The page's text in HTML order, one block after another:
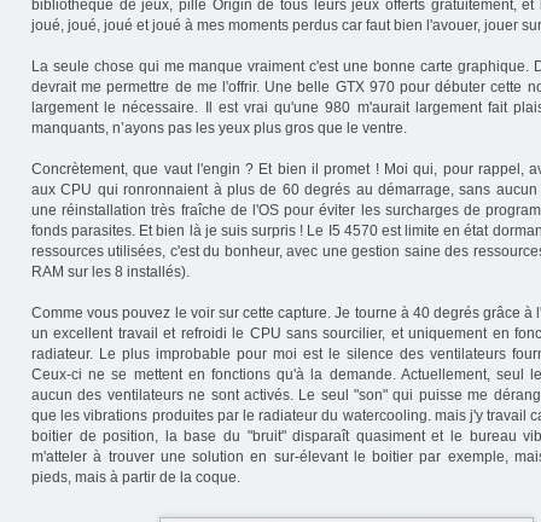
bibliothèque de jeux, pillé Origin de tous leurs jeux offerts gratuitement,
joué, joué, joué et joué à mes moments perdus car faut bien l'avouer, jouer
La seule chose qui me manque vraiment c'est une bonne carte graphique.
devrait me permettre de me l'offrir. Une belle GTX 970 pour débuter cette
largement le nécessaire. Il est vrai qu'une 980 m'aurait largement fait
manquants, n’ayons pas les yeux plus gros que le ventre.
Concrètement, que vaut l'engin ? Et bien il promet ! Moi qui, pour rappel,
aux CPU qui ronronnaient à plus de 60 degrés au démarrage, sans
une réinstallation très fraîche de l'OS pour éviter les surcharges de
fonds parasites. Et bien là je suis surpris ! Le I5 4570 est limite en état
ressources utilisées, c'est du bonheur, avec une gestion saine des
RAM sur les 8 installés).
Comme vous pouvez le voir sur cette capture. Je tourne à 40 degrés grâce à
un excellent travail et refroidi le CPU sans sourcilier, et uniquement en
radiateur. Le plus improbable pour moi est le silence des ventilateurs
Ceux-ci ne se mettent en fonctions qu'à la demande. Actuellement, seul
aucun des ventilateurs ne sont activés. Le seul "son" qui puisse me
que les vibrations produites par le radiateur du watercooling. mais j'y travail
boitier de position, la base du "bruit" disparaît quasiment et le bureau
m'atteler à trouver une solution en sur-élevant le boitier par exemple,
pieds, mais à partir de la coque.